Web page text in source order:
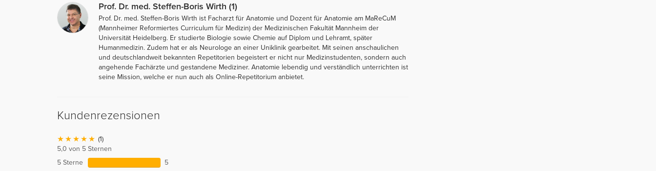
Prof. Dr. med. Steffen-Boris Wirth (1)
Prof. Dr. med. Steffen-Boris Wirth ist Facharzt für Anatomie und Dozent für Anatomie am MaReCuM
(Mannheimer Reformiertes Curriculum für Medizin) der Medizinischen Fakultät Mannheim der
Universität Heidelberg. Er studierte Biologie sowie Chemie auf Diplom und Lehramt, später
Humanmedizin. Zudem hat er als Neurologe an einer Uniklinik gearbeitet. Mit seinen anschaulichen
und deutschlandweit bekannten Repetitorien begeistert er nicht nur Medizinstudenten, sondern auch
angehende Fachärzte und gestandene Mediziner. Anatomie lebendig und verständlich unterrichten ist
seine Mission, welche er nun auch als Online-Repetitorium anbietet.
Kundenrezensionen
(1)
5,0 von 5 Sternen
5 Sterne
5